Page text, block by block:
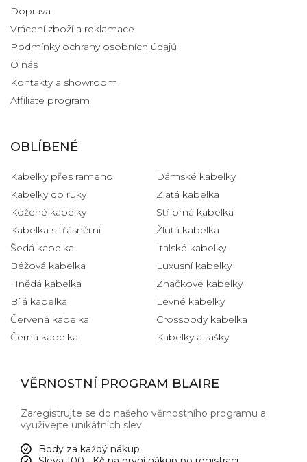
Doprava
Vrácení zboží a reklamace
Podmínky ochrany osobních údajů
O nás
Kontakty a showroom
Affiliate program
OBLÍBENÉ
Kabelky přes rameno
Kabelky do ruky
Kožené kabelky
Kabelka s třásněmi
Šedá kabelka
Béžová kabelka
Hnědá kabelka
Bílá kabelka
Červená kabelka
Černá kabelka
Dámské kabelky
Zlatá kabelka
Stříbrná kabelka
Žlutá kabelka
Italské kabelky
Luxusní kabelky
Značkové kabelky
Levné kabelky
Crossbody kabelka
Kabelky a tašky
VĚRNOSTNÍ PROGRAM BLAIRE
Zaregistrujte se do našeho věrnostního programu a
využívejte unikátních slev.
Body za každý nákup